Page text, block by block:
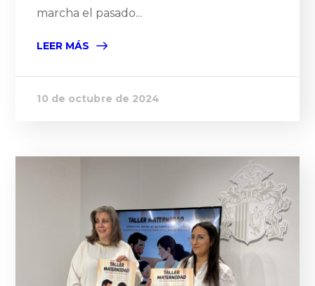
marcha el pasado...
LEER MÁS
10 de octubre de 2024